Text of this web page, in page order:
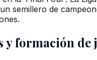
semillero de
y formación de